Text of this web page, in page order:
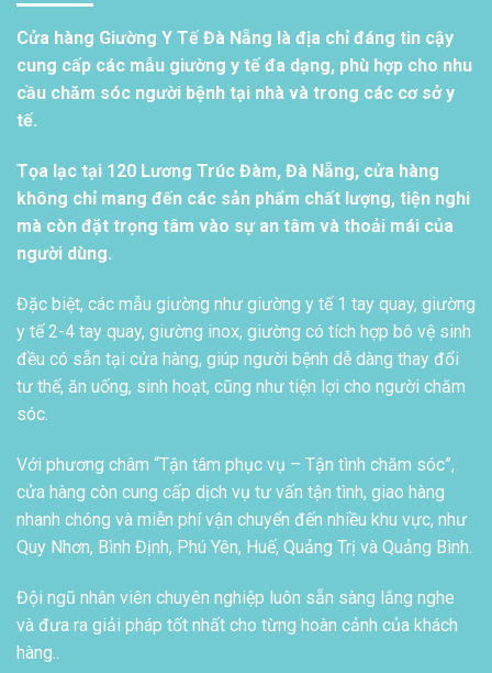
Cửa hàng Giường Y Tế Đà Nẵng là địa chỉ đáng tin cậy
cung cấp các mẫu giường y tế đa dạng, phù hợp cho nhu
cầu chăm sóc người bệnh tại nhà và trong các cơ sở y
tế.
Tọa lạc tại 120 Lương Trúc Đàm, Đà Nẵng, cửa hàng
không chỉ mang đến các sản phẩm chất lượng, tiện nghi
mà còn đặt trọng tâm vào sự an tâm và thoải mái của
người dùng.
Đặc biệt, các mẫu giường như giường y tế 1 tay quay, giường
y tế 2-4 tay quay, giường inox, giường có tích hợp bô vệ sinh
đều có sẵn tại cửa hàng, giúp người bệnh dễ dàng thay đổi
tư thế, ăn uống, sinh hoạt, cũng như tiện lợi cho người chăm
sóc.
Với phương châm “Tận tâm phục vụ – Tận tình chăm sóc”,
cửa hàng còn cung cấp dịch vụ tư vấn tận tình, giao hàng
nhanh chóng và miễn phí vận chuyển đến nhiều khu vực, như
Quy Nhơn, Bình Định, Phú Yên, Huế, Quảng Trị và Quảng Bình.
Đội ngũ nhân viên chuyên nghiệp luôn sẵn sàng lắng nghe
và đưa ra giải pháp tốt nhất cho từng hoàn cảnh của khách
hàng..